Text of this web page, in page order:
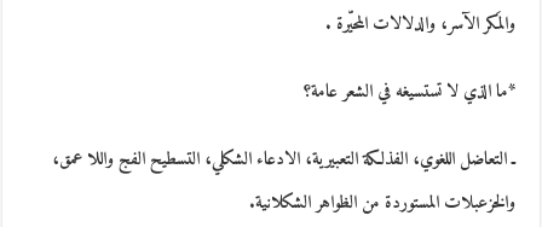
والمَكر الآسر، والدلالات المحيّرة .
*ما الذي لا تستسيغه في الشعر عامة؟
ـ التعاضل اللغوي، الفذلكة التعبيرية، الادعاء الشكلي، التسطيح الفج واللا عمق،
والخزعبلات المستوردة من الظواهر الشكلانية.